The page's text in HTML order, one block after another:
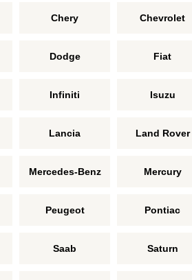
Chery Chevrolet
Dodge Fiat
Infiniti Isuzu
Lancia Land Rover
Mercedes-Benz Mercury
Peugeot Pontiac
Saab Saturn